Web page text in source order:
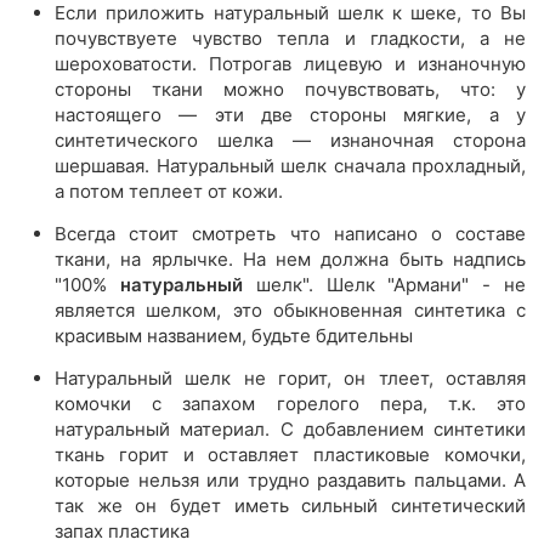
Если приложить натуральный шелк к шеке, то Вы
почувствуете чувство тепла и гладкости, а не
шероховатости. Потрогав лицевую и изнаночную
стороны ткани можно почувствовать, что: у
настоящего — эти две стороны мягкие, а у
синтетического шелка — изнаночная сторона
шершавая. Натуральный шелк сначала прохладный,
а потом теплеет от кожи.
Всегда стоит смотреть что написано о составе
ткани, на ярлычке. На нем должна быть надпись
"100% натуральный шелк". Шелк "Армани" - не
является шелком, это обыкновенная синтетика с
красивым названием, будьте бдительны
Натуральный шелк не горит, он тлеет, оставляя
комочки с запахом горелого пера, т.к. это
натуральный материал. С добавлением синтетики
ткань горит и оставляет пластиковые комочки,
которые нельзя или трудно раздавить пальцами. А
так же он будет иметь сильный синтетический
запах пластика